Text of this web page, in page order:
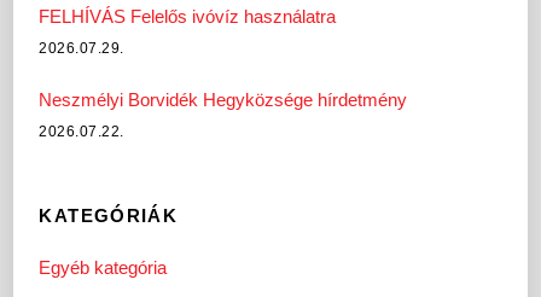
FELHÍVÁS Felelős ivóvíz használatra
2026.07.29.
Neszmélyi Borvidék Hegyközsége hírdetmény
2026.07.22.
KATEGÓRIÁK
Egyéb kategória